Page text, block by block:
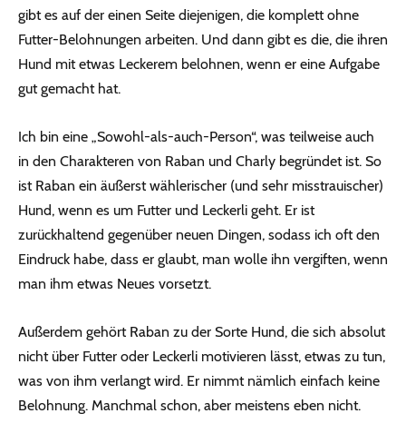
gibt es auf der einen Seite diejenigen, die komplett ohne
Futter-Belohnungen arbeiten. Und dann gibt es die, die ihren
Hund mit etwas Leckerem belohnen, wenn er eine Aufgabe
gut gemacht hat.
Ich bin eine „Sowohl-als-auch-Person“, was teilweise auch
in den Charakteren von Raban und Charly begründet ist. So
ist Raban ein äußerst wählerischer (und sehr misstrauischer)
Hund, wenn es um Futter und Leckerli geht. Er ist
zurückhaltend gegenüber neuen Dingen, sodass ich oft den
Eindruck habe, dass er glaubt, man wolle ihn vergiften, wenn
man ihm etwas Neues vorsetzt.
Außerdem gehört Raban zu der Sorte Hund, die sich absolut
nicht über Futter oder Leckerli motivieren lässt, etwas zu tun,
was von ihm verlangt wird. Er nimmt nämlich einfach keine
Belohnung. Manchmal schon, aber meistens eben nicht.